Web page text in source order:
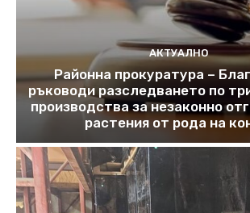
АКТУАЛНО
Районна прокуратура –
ръководи разследването по
производства за незаконно
растения от рода на